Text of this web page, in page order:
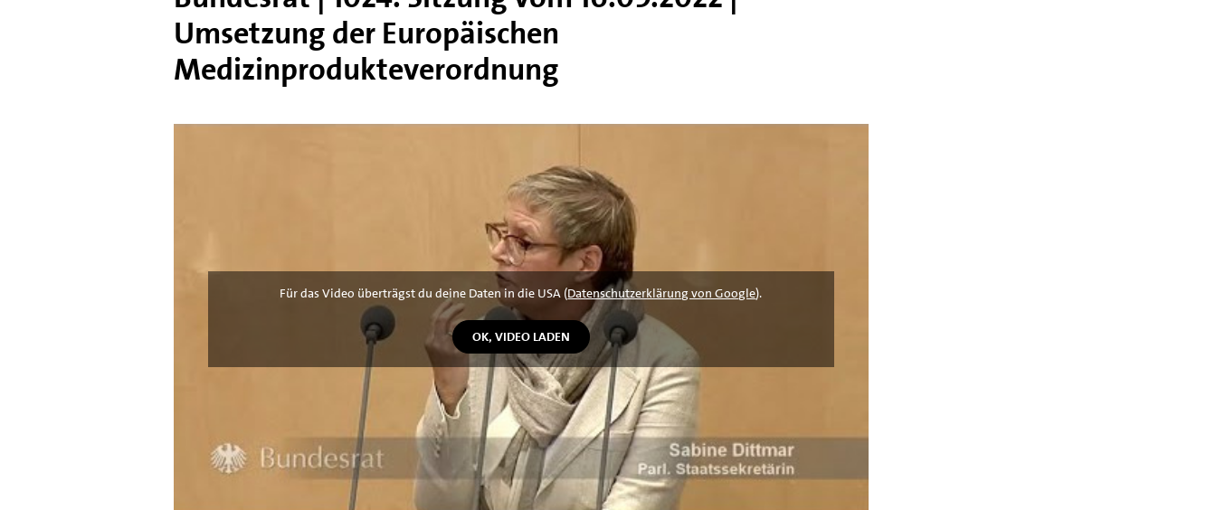
Umsetzung der Europäischen
Medizinprodukteverordnung
Für das Video überträgst du deine Daten in die USA (Datenschutzerklärung von Google).